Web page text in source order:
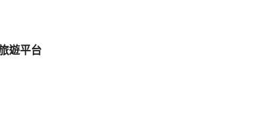
遊平台